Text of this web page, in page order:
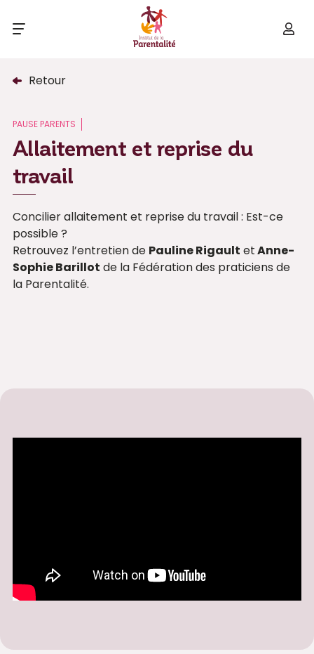
Retour
PAUSE PARENTS
Allaitement et reprise du
travail
Concilier allaitement et reprise du travail : Est-ce
possible ?
Retrouvez l’entretien de Pauline Rigault etAnne-
Sophie Barillot de la Fédération des praticiens de
la Parentalité.